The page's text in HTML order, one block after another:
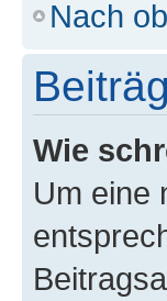
Nach
Wie
Um eine